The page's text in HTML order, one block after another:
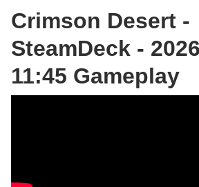
Crimson Desert -
SteamDeck -
11:45 Gameplay